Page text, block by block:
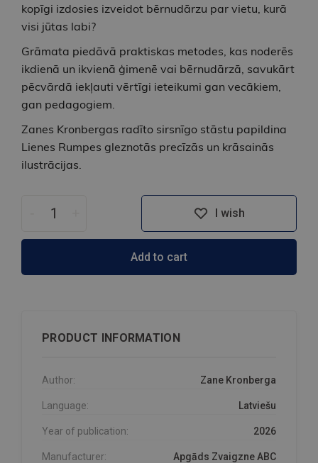
kopīgi izdosies izveidot bērnudārzu par vietu, kurā
visi jūtas labi?
Grāmata piedāvā praktiskas metodes, kas noderēs
ikdienā un ikvienā ģimenē vai bērnudārzā, savukārt
pēcvārdā iekļauti vērtīgi ieteikumi gan vecākiem,
gan pedagogiem.
Zanes Kronbergas radīto sirsnīgo stāstu papildina
Lienes Rumpes gleznotās precīzās un krāsainās
ilustrācijas.
I wish
Add to cart
PRODUCT INFORMATION
Author: Zane Kronberga
Language: Latviešu
Year of publication: 2026
Manufacturer: Apgāds Zvaigzne ABC